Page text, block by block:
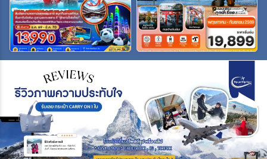
เฉพาะเดือน
เฉพาะเทศกาล
ระหว่าง
ค้นหา